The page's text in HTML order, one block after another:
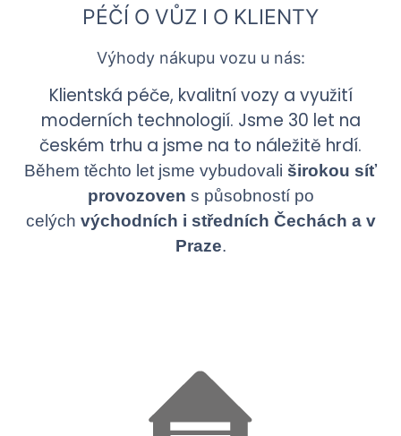
PÉČÍ O VŮZ I O KLIENTY
Výhody nákupu vozu u nás:
Klientská péče, kvalitní vozy a využití
moderních technologií. Jsme 30 let na
českém trhu a jsme na to náležitě hrdí.
Během těchto let jsme vybudovali širokou síť
provozoven s působností po
celých východních i středních Čechách a v
Praze.